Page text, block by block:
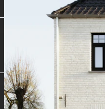
Nieuwbouw